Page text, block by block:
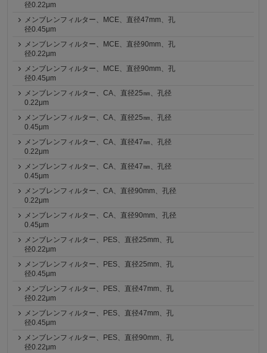
径0.22μm
メンブレンフィルター、MCE、直径47mm、孔
径0.45μm
メンブレンフィルター、MCE、直径90mm、孔
径0.22μm
メンブレンフィルター、MCE、直径90mm、孔
径0.45μm
メンブレンフィルター、CA、直径25㎜、孔径
0.22μm
メンブレンフィルター、CA、直径25㎜、孔径
0.45μm
メンブレンフィルター、CA、直径47㎜、孔径
0.22μm
メンブレンフィルター、CA、直径47㎜、孔径
0.45μm
メンブレンフィルター、CA、直径90mm、孔径
0.22μm
メンブレンフィルター、CA、直径90mm、孔径
0.45μm
メンブレンフィルター、PES、直径25mm、孔
径0.22μm
メンブレンフィルター、PES、直径25mm、孔
径0.45μm
メンブレンフィルター、PES、直径47mm、孔
径0.22μm
メンブレンフィルター、PES、直径47mm、孔
径0.45μm
メンブレンフィルター、PES、直径90mm、孔
径0.22μm